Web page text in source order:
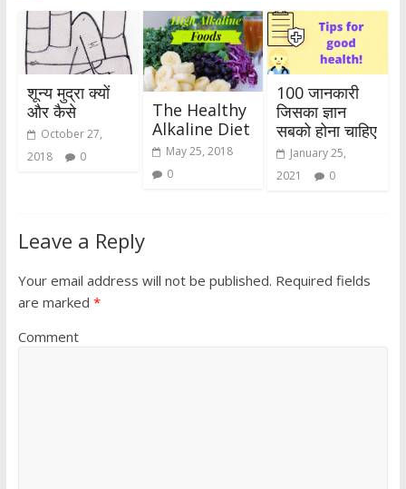
शून्य मुद्रा क्यों
और कैसे
October 27,
2018
0
The Healthy
Alkaline Diet
May 25, 2018
0
100 जानकारी
जिसका ज्ञान
सबको होना चाहिए
January 25,
2021
0
Leave a Reply
Your email address will not be published. Required fields
are marked *
Comment